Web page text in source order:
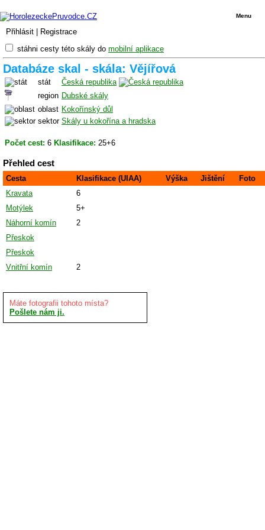
Přihlásit Registrace
Menu
stáhni cesty této skály do mobilní aplikace
Databáze skal - skála: Vějířová
stát
Česká republika
region Dubské skály
oblast Kokořínský důl
sektor Skály u kokořína a hradska
Počet cest: 6 Klasifikace: 25+6
Přehled cest
Cesta Klasifikace (UIAA) Výška Jištění
Foto
Kravata
6
Motýlek
5+
Náhorní komín
2
Přeskok
Přeskok
Vnitřní komín
2
Máte fotografii tohoto místa?
Pošlete nám ji.